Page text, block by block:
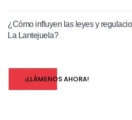
¿Cómo influyen las leyes y
La Lantejuela?
¡LLÁMENOS AHORA!